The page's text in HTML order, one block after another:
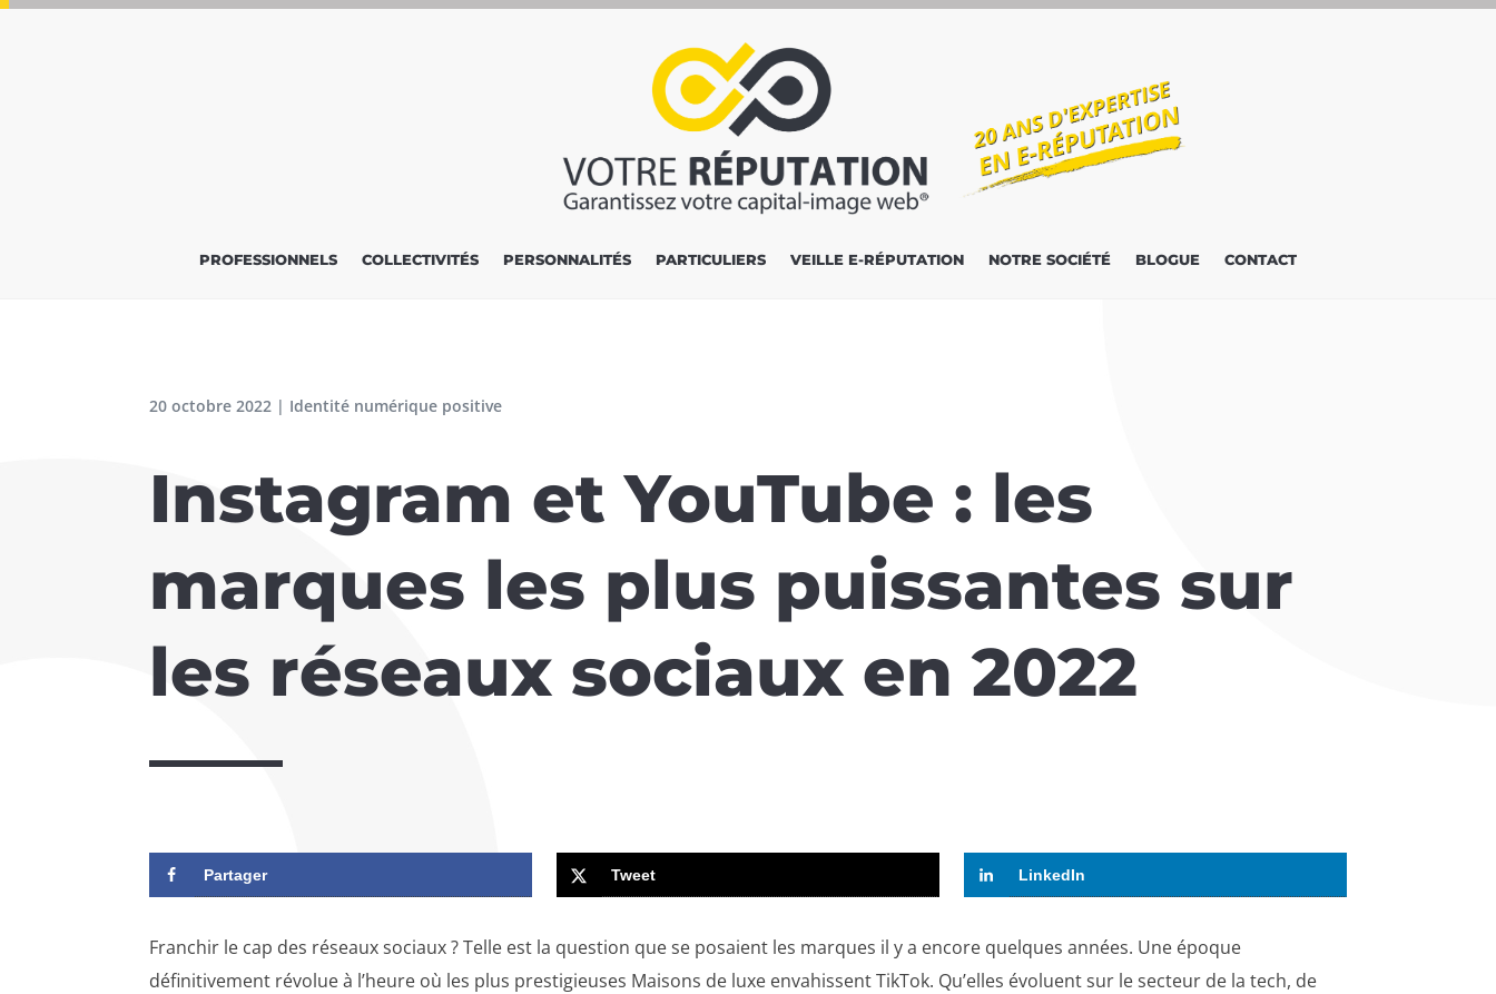
PROFESSIONNELS COLLECTIVITÉS PERSONNALITÉS PARTICULIERS VEILLE E-RÉPUTATION NOTRE SOCIÉTÉ BLOGUE CONTACT
20 octobre 2022 | Identité numérique positive
Instagram et YouTube : les
marques les plus puissantes sur
les réseaux sociaux en 2022
Partager Tweet LinkedIn
Franchir le cap des réseaux sociaux ? Telle est la question que se posaient les marques il y a encore quelques années. Une époque
définitivement révolue à l’heure où les plus prestigieuses Maisons de luxe envahissent TikTok. Qu’elles évoluent sur le secteur de la tech, de